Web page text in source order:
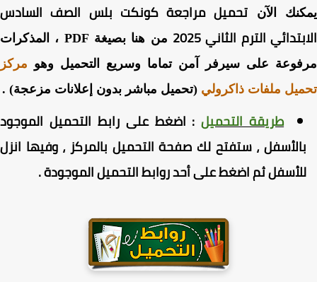
الآنتحميل مراجعة كونكت بلس الصف السادس
الترم الثاني 2025
من هنا بصيغة PDF ، المذكرات
على سيرفر آمن تماما وسريع التحميل وهومركز
ملفات ذاكرولي(تحميل مباشر بدون إعلانات مزعجة) .
طريقة التحميل: اضغطعلى رابط التحميل الموجود
، ستفتح لك صفحة التحميل بالمركز ، وفيها انزل
ثم اضغط على أحد روابط التحميل الموجودة.